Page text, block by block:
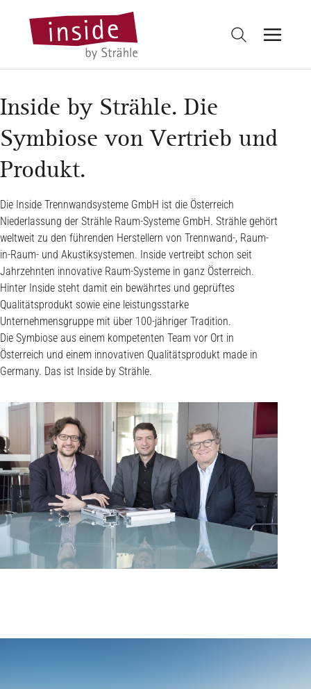
Inside by Strähle. Die
Symbiose von Vertrieb und
Produkt.
Die Inside Trennwandsysteme GmbH ist die Österreich
Niederlassung der Strähle Raum-Systeme GmbH. Strähle gehört
weltweit zu den führenden Herstellern von Trennwand-, Raum-
in-Raum- und Akustiksystemen. Inside vertreibt schon seit
Jahrzehnten innovative Raum-Systeme in ganz Österreich.
Hinter Inside steht damit ein bewährtes und geprüftes
Qualitätsprodukt sowie eine leistungsstarke
Unternehmensgruppe mit über 100-jähriger Tradition.
Die Symbiose aus einem kompetenten Team vor Ort in
Österreich und einem innovativen Qualitätsprodukt made in
Germany. Das ist Inside by Strähle.